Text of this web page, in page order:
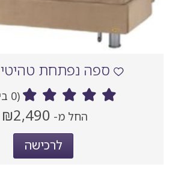
ספה נפתחת טהיטי Tahiti
(0 ביקורות)
החל מ- מחיר
₪2,490
לרכישה